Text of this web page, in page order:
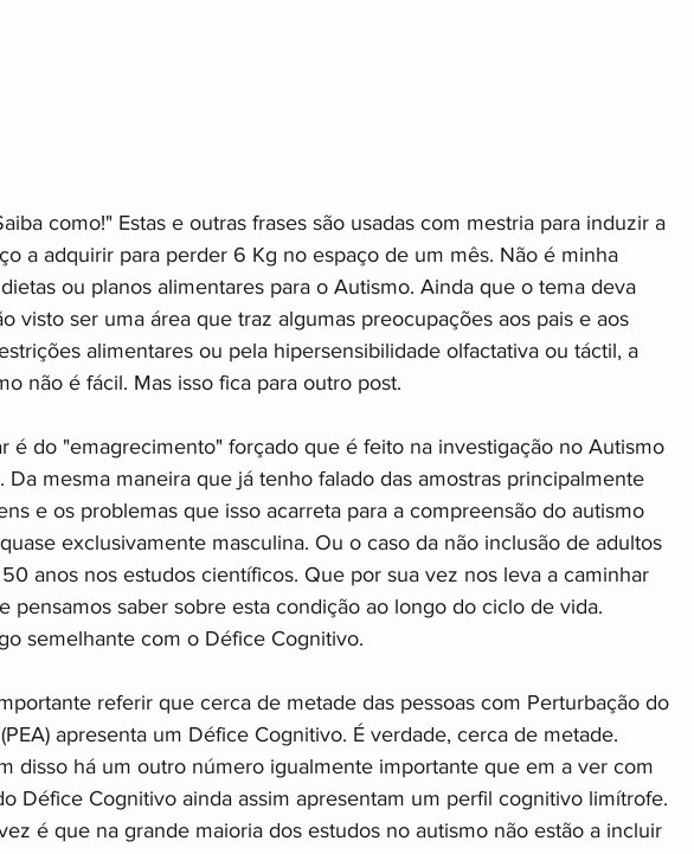
como!" Estas e outras frases são usadas com mestria para induzir a
a adquirir para perder 6 Kg no espaço de um mês. Não é minha
ou planos alimentares para o Autismo. Ainda que o tema deva
visto ser uma área que traz algumas preocupações aos pais e aos
alimentares ou pela hipersensibilidade olfactativa ou táctil, a
não é fácil. Mas isso fica para outro post.
é do "emagrecimento" forçado que é feito na investigação no Autismo
Da mesma maneira que já tenho falado das amostras principalmente
e os problemas que isso acarreta para a compreensão do autismo
exclusivamente masculina. Ou o caso da não inclusão de adultos
anos nos estudos científicos. Que por sua vez nos leva a caminhar
pensamos saber sobre esta condição ao longo do ciclo de vida.
semelhante com o Défice Cognitivo.
referir que cerca de metade das pessoas com Perturbação do
apresenta um Défice Cognitivo. É verdade, cerca de metade.
disso há um outro número igualmente importante que em a ver com
Défice Cognitivo ainda assim apresentam um perfil cognitivo limítrofe.
é que na grande maioria dos estudos no autismo não estão a incluir